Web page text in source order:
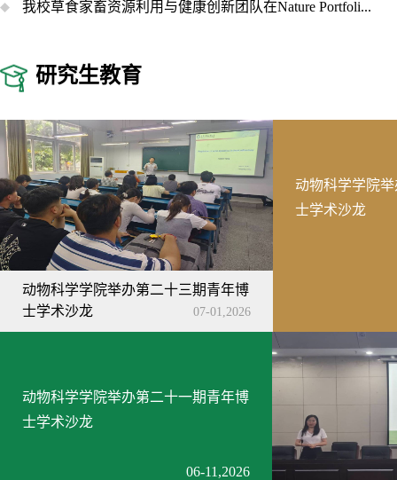
我校草食家畜资源利用与健康创新团队在Nature Portfoli...
研究生教育
动物科学学院举办第二十三期青年博
士学术沙龙
07-01,2026
动物科学学院
士学术沙龙
动物科学学院举办第二十一期青年博
士学术沙龙
06-11,2026